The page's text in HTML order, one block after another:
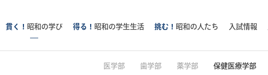
貫く！ 昭和の学び 得る！ 昭和の学生生活 挑む！ 昭和の人たち 入試情報
医学部 歯学部 薬学部 保健医療学部